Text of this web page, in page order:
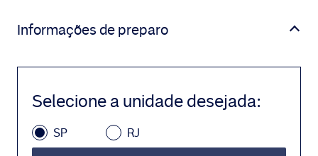
Informações de preparo
Selecione a unidade desejada:
SP RJ